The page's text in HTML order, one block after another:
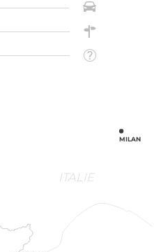
ITALIE
MILAN